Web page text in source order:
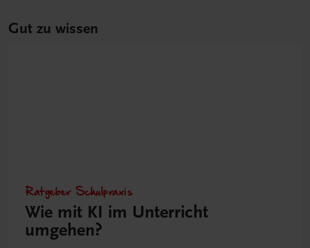
Gut zu wissen
Ratgeber Schulpraxis
Wie mit KI im Unterricht
umgehen?